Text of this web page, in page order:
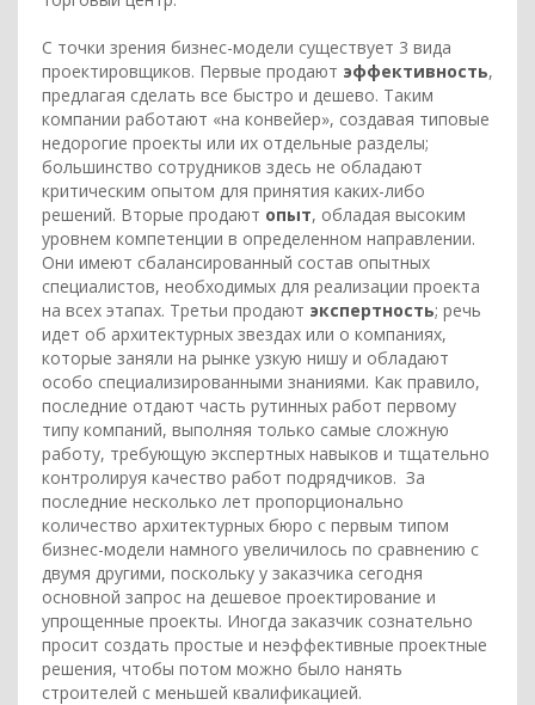
С точки зрения бизнес-модели существует 3 вида
проектировщиков. Первые продают эффективность,
предлагая сделать все быстро и дешево. Таким
компании работают «на конвейер», создавая типовые
недорогие проекты или их отдельные разделы;
большинство сотрудников здесь не обладают
критическим опытом для принятия каких-либо
решений. Вторые продают опыт, обладая высоким
уровнем компетенции в определенном направлении.
Они имеют сбалансированный состав опытных
специалистов, необходимых для реализации проекта
на всех этапах. Третьи продают экспертность; речь
идет об архитектурных звездах или о компаниях,
которые заняли на рынке узкую нишу и обладают
особо специализированными знаниями. Как правило,
последние отдают часть рутинных работ первому
типу компаний, выполняя только самые сложную
работу, требующую экспертных навыков и тщательно
контролируя качество работ подрядчиков. За
последние несколько лет пропорционально
количество архитектурных бюро с первым типом
бизнес-модели намного увеличилось по сравнению с
двумя другими, поскольку у заказчика сегодня
основной запрос на дешевое проектирование и
упрощенные проекты. Иногда заказчик сознательно
просит создать простые и неэффективные проектные
решения, чтобы потом можно было нанять
строителей с меньшей квалификацией.